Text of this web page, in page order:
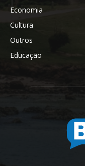
Economia
Cultura
Outros
Educação